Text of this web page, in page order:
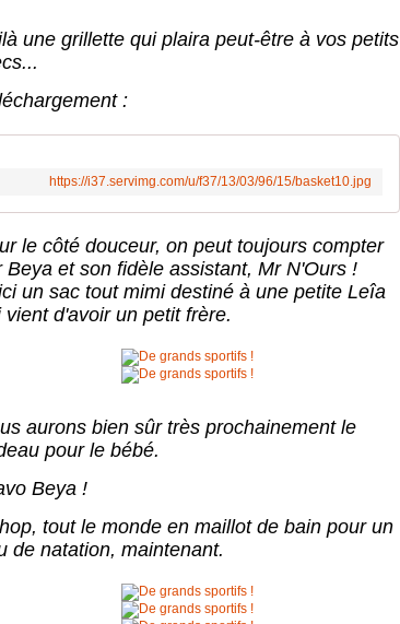
une grillette qui plaira peut-être à vos petits
:
https://i37.servimg.com/u/f37/13/03/96/15/basket10.jpg
le côté douceur, on peut toujours compter
Beya et son fidèle assistant, Mr N'Ours !
un sac tout mimi destiné à une petite Leîa
vient d'avoir un petit frère.
aurons bien sûr très prochainement le
pour le bébé.
Beya !
tout le monde en maillot de bain pour un
de natation, maintenant.